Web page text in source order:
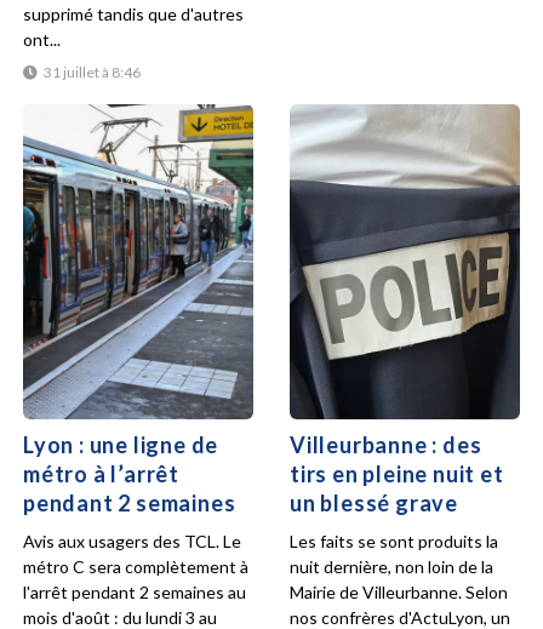
31 juillet à 8:46
supprimé tandis que d'autres
ont...
Lyon : une ligne de
métro à l’arrêt
pendant 2 semaines
Avis aux usagers des TCL. Le
métro C sera complètement à
l'arrêt pendant 2 semaines au
mois d'août : du lundi 3 au
Villeurbanne : des
tirs en pleine nuit et
un blessé grave
Les faits se sont produits la
nuit dernière, non loin de la
Mairie de Villeurbanne. Selon
nos confrères d'ActuLyon, un